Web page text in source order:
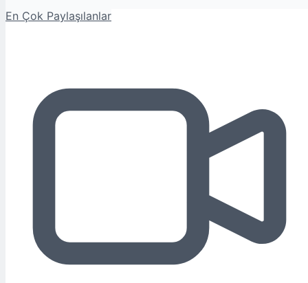
En Çok Paylaşılanlar